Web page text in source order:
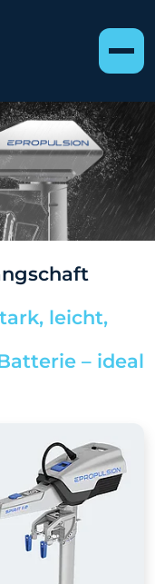
leicht,
– ideal